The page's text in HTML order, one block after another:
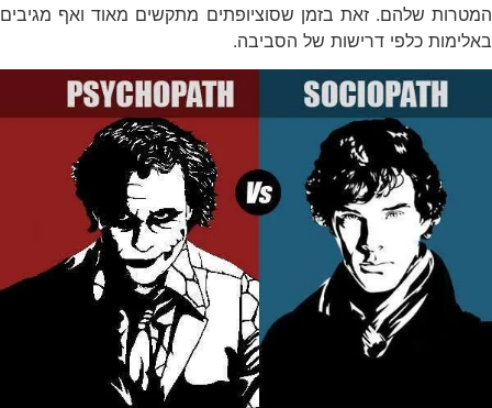
המטרות שלהם. זאת בזמן שסוציופתים מתקשים מאוד ואף מגיבים
באלימות כלפי דרישות של הסביבה.